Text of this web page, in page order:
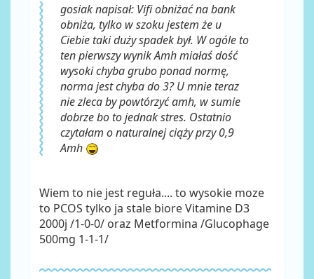
gosiak napisał: Vifi obniżać na bank
obniża, tylko w szoku jestem że u
Ciebie taki duży spadek był. W ogóle to
ten pierwszy wynik Amh miałaś dość
wysoki chyba grubo ponad normę,
norma jest chyba do 3? U mnie teraz
nie zleca by powtórzyć amh, w sumie
dobrze bo to jednak stres. Ostatnio
czytałam o naturalnej ciąży przy 0,9
Amh
Wiem to nie jest reguła.... to wysokie moze
to PCOS tylko ja stale biore Vitamine D3
2000j /1-0-0/ oraz Metformina /Glucophage
500mg 1-1-1/